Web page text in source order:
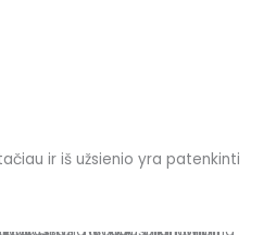
ir iš užsienio yra patenkinti